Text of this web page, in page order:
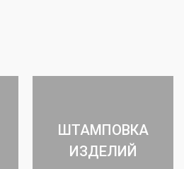
ШТАМПОВКА
ИЗДЕЛИЙ